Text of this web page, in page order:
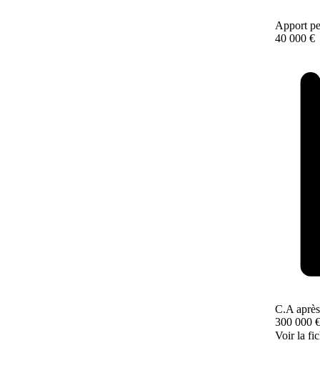
Apport
40 000 €
C.A
300 000 €
Voir la